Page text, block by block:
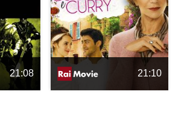
21:08 21:10